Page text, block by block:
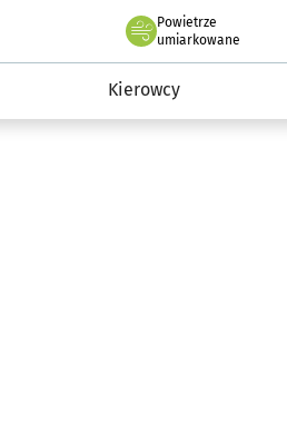
Powietrze
we Wrocławiu
umiarkowane
Kierowcy